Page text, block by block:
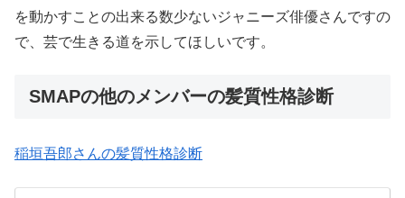
を動かすことの出来る数少ないジャニーズ俳優さんですの
で、芸で生きる道を示してほしいです。
SMAPの他のメンバーの髪質性格診断
稲垣吾郎さんの髪質性格診断